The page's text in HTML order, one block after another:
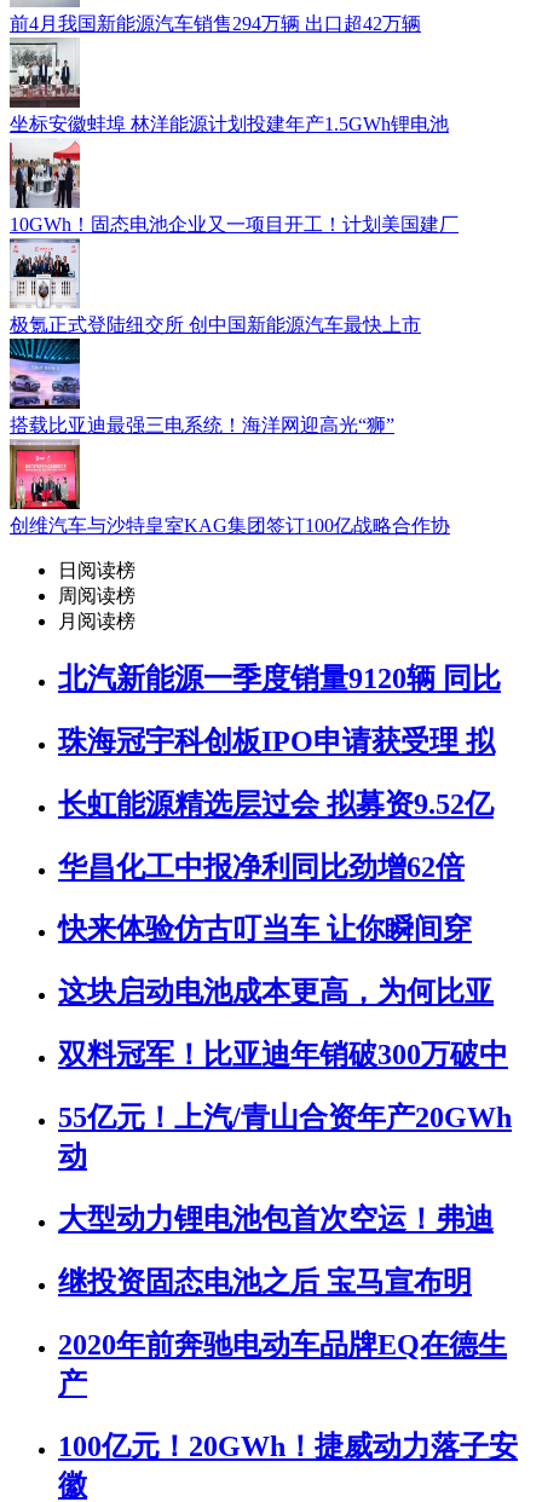
前4月我国新能源汽车销售294万辆 出口超42万辆
坐标安徽蚌埠 林洋能源计划投建年产1.5GWh锂电池
10GWh！固态电池企业又一项目开工！计划美国建厂
极氪正式登陆纽交所 创中国新能源汽车最快上市
搭载比亚迪最强三电系统！海洋网迎高光“狮”
创维汽车与沙特皇室KAG集团签订100亿战略合作协
日阅读榜
周阅读榜
月阅读榜
北汽新能源一季度销量9120辆 同比
珠海冠宇科创板IPO申请获受理 拟
长虹能源精选层过会 拟募资9.52亿
华昌化工中报净利同比劲增62倍
快来体验仿古叮当车 让你瞬间穿
这块启动电池成本更高，为何比亚
双料冠军！比亚迪年销破300万破中
55亿元！上汽/青山合资年产20GWh
动
大型动力锂电池包首次空运！弗迪
继投资固态电池之后 宝马宣布明
2020年前奔驰电动车品牌EQ在德生
产
100亿元！20GWh！捷威动力落子安
徽